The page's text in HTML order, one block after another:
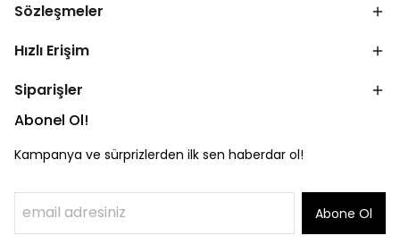
Sözleşmeler
Hızlı Erişim
Siparişler
Abonel Ol!
Kampanya ve sürprizlerden ilk sen haberdar ol!
Abone Ol